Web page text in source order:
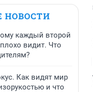
НОВОСТИ
каждый второй
видит. Что
Как видят мир
и что